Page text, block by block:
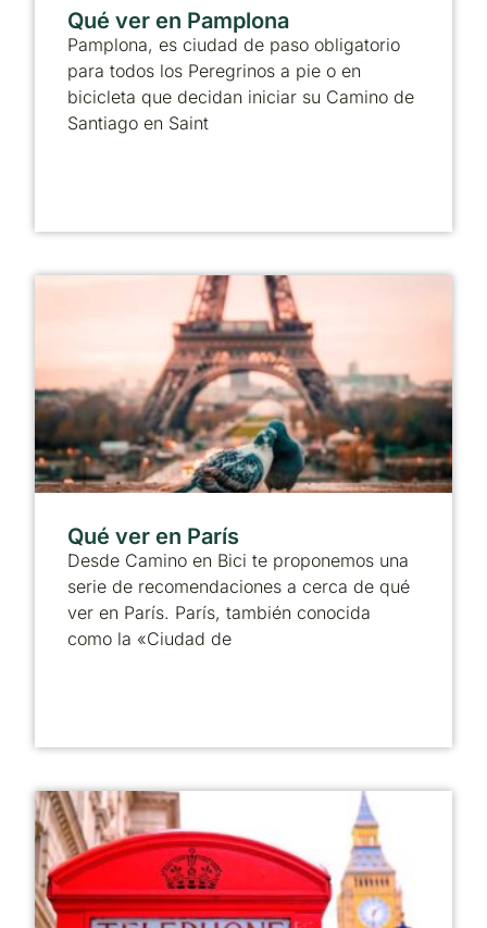
Qué ver en Pamplona
Pamplona, es ciudad de paso obligatorio
para todos los Peregrinos a pie o en
bicicleta que decidan iniciar su Camino de
Santiago en Saint
Qué ver en París
Desde Camino en Bici te proponemos una
serie de recomendaciones a cerca de qué
ver en París. París, también conocida
como la «Ciudad de